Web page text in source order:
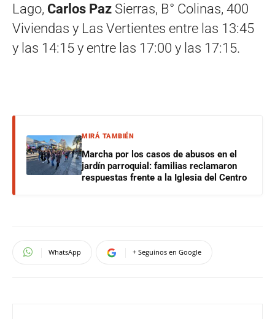
Lago, Carlos Paz Sierras, B° Colinas, 400
Viviendas y Las Vertientes entre las 13:45
y las 14:15 y entre las 17:00 y las 17:15.
MIRÁ TAMBIÉN
Marcha por los casos de abusos en el
jardín parroquial: familias reclamaron
respuestas frente a la Iglesia del Centro
WhatsApp + Seguinos en Google